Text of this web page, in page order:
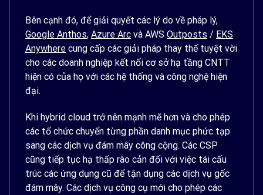
Bên cạnh đó, để giải quyết các lý do về pháp lý,
Google Anthos, Azure Arc và AWS Outposts / EKS
Anywhere cung cấp các giải pháp thay thế tuyệt vời
cho các doanh nghiệp kết nối cơ sở hạ tầng CNTT
hiện có của họ với các hệ thống và công nghệ hiện
đại.
Khi hybrid cloud trở nên mạnh mẽ hơn và cho phép
các tổ chức chuyển từng phần danh mục phức tạp
sang các dịch vụ đám mây công cộng. Các CSP
cũng tiếp tục hạ thấp rào cản đối với việc tái cấu
trúc các ứng dụng cũ để tận dụng các dịch vụ gốc
đám mây. Các dịch vụ công cụ mới cho phép các